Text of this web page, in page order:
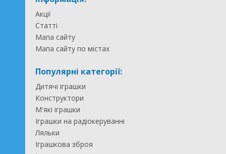
Акції
Статті
Мапа сайту
Мапа сайту по містах
Популярні категорії:
Дитячі іграшки
Конструктори
М'які іграшки
Іграшки на радіокеруванні
Ляльки
Іграшкова зброя